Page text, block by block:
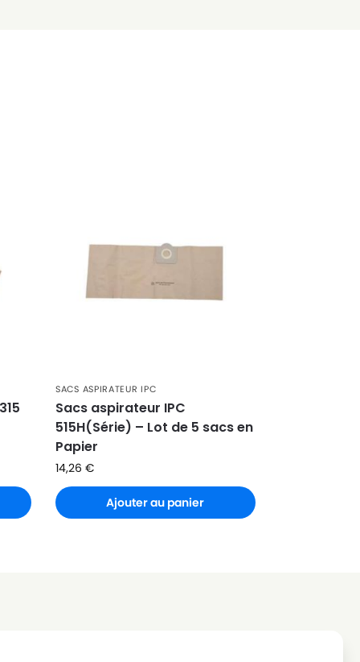
SACS ASPIRATEUR IPC
Sacs aspirateur IPC
515H(Série) – Lot de 5 sacs en
Papier
14,26€
Ajouter au panier